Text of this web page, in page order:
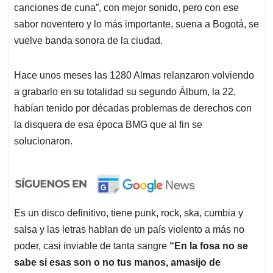
canciones de cuna”, con mejor sonido, pero con ese
sabor noventero y lo más importante, suena a Bogotá, se
vuelve banda sonora de la ciudad.
Hace unos meses las 1280 Almas relanzaron volviendo
a grabarlo en su totalidad su segundo Álbum, la 22,
habían tenido por décadas problemas de derechos con
la disquera de esa época BMG que al fin se
solucionaron.
Es un disco definitivo, tiene punk, rock, ska, cumbia y
salsa y las letras hablan de un país violento a más no
poder, casi inviable de tanta sangre “En la fosa no se
sabe si esas son o no tus manos, amasijo de